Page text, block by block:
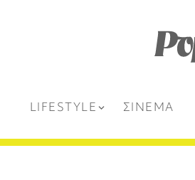
LIFESTYLE ΣΙΝΕΜΑ